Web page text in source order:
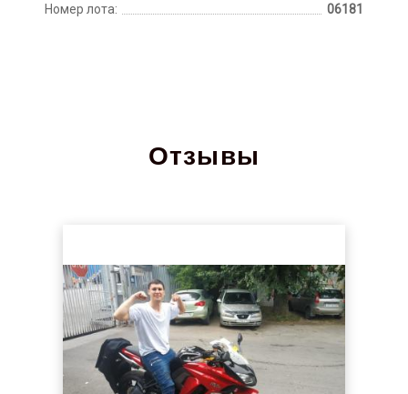
Номер лота:
06181
Отзывы